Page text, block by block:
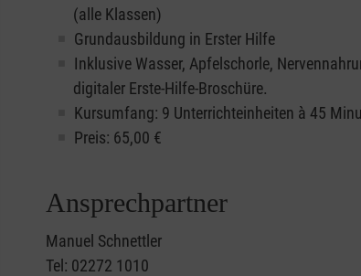
(alle Klassen)
Grundausbildung in Erster Hilfe
Inklusive Wasser, Apfelschorle,
digitaler Erste-Hilfe-Broschüre.
Kursumfang: 9 Unterrichteinheiten à 45
Preis: 65,00 €
Ansprechpartner
Manuel Schnettler
Tel: 02272 1010